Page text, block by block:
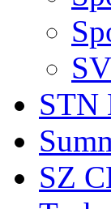
STN
SZ